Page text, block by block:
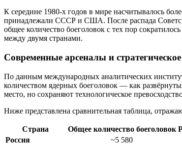
К середине 1980-х годов в мире насчитывалось
принадлежали СССР и США. После распада
общее количество боеголовок с тех пор
между двумя странами.
Современные арсеналы и
По данным международных аналитических
количеством ядерных боеголовок — как
место, но сохраняют технологическое
Ниже представлена сравнительная таблица,
Страна Общее количество боеголовок
Россия
~5 580